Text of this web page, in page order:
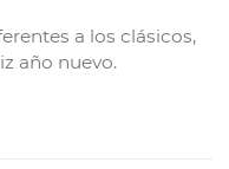
a los clásicos,
año nuevo.